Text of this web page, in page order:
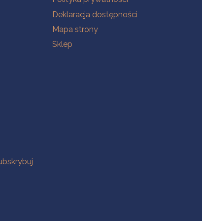
Deklaracja dostępności
Mapa strony
Sklep